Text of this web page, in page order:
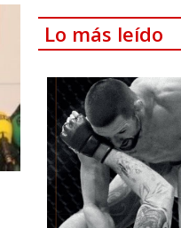
Lo más leído